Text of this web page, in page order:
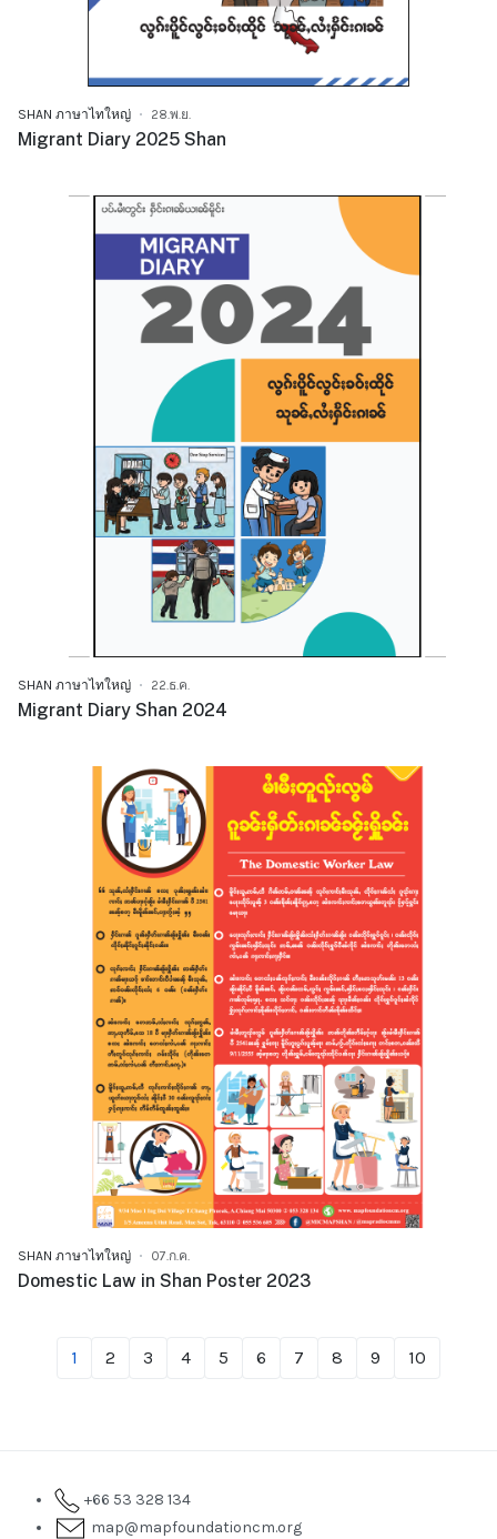
SHAN ภาษาไทใหญ่ 28.พ.ย.
Migrant Diary 2025 Shan
SHAN ภาษาไทใหญ่ 22.ธ.ค.
Migrant Diary Shan 2024
SHAN ภาษาไทใหญ่ 07.ก.ค.
Domestic Law in Shan Poster 2023
1 2 3 4 5 6 7 8 9 10
+66 53 328 134
map@mapfoundationcm.org